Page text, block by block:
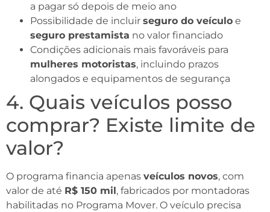
a pagar só depois de meio ano
Possibilidade de incluir seguro do veículo e
seguro prestamista no valor financiado
Condições adicionais mais favoráveis para
mulheres motoristas, incluindo prazos
alongados e equipamentos de segurança
4. Quais veículos posso
comprar? Existe limite de
valor?
O programa financia apenas veículos novos, com
valor de até R$ 150 mil , fabricados por montadoras
habilitadas no Programa Mover. O veículo precisa